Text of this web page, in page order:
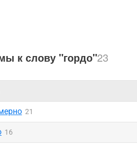
к слову "гордо"23
21
16